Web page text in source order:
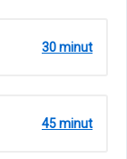
30 minut
45 minut